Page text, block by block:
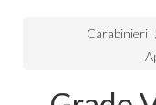
Carabinieri